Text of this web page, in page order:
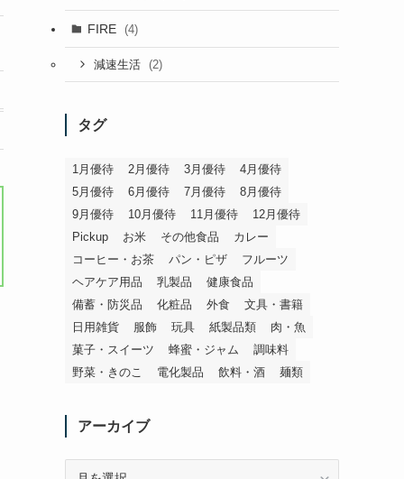
FIRE (4)
減速生活 (2)
タグ
1月優待 2月優待 3月優待
4月優待
5月優待
6月優待 7月優待
8月優待
9月優待
10月優待 11月優待
12月優待
Pickup
お米 その他食品
カレー
コーヒー・お茶
パン・ピザ
フルーツ
ヘアケア用品
乳製品
健康食品
備蓄・防災品
化粧品 外食
文具・書籍
日用雑貨
服飾 玩具 紙製品類
肉・魚
菓子・スイーツ
蜂蜜・ジャム
調味料
野菜・きのこ
電化製品 飲料・酒 麺類
アーカイブ